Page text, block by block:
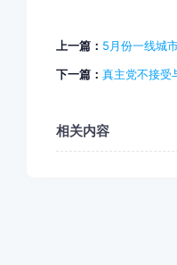
上一篇： 5月份一线城
下一篇： 真主党不接受
相关内容